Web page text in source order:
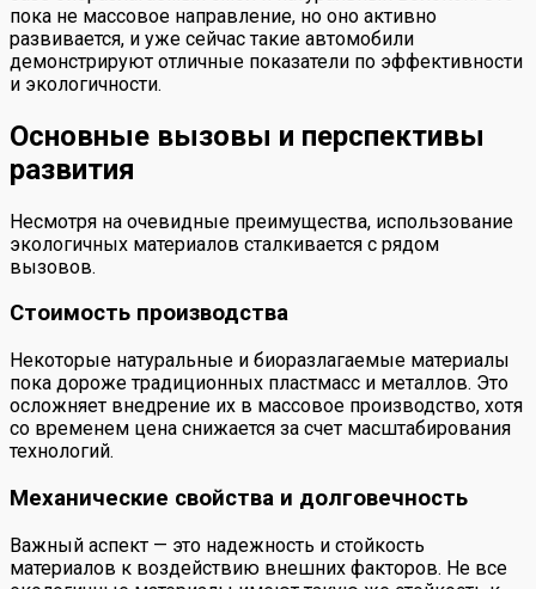
пока не массовое направление, но оно активно
развивается, и уже сейчас такие автомобили
демонстрируют отличные показатели по эффективности
и экологичности.
Основные вызовы и перспективы
развития
Несмотря на очевидные преимущества, использование
экологичных материалов сталкивается с рядом
вызовов.
Стоимость производства
Некоторые натуральные и биоразлагаемые материалы
пока дороже традиционных пластмасс и металлов. Это
осложняет внедрение их в массовое производство, хотя
со временем цена снижается за счет масштабирования
технологий.
Механические свойства и долговечность
Важный аспект — это надежность и стойкость
материалов к воздействию внешних факторов. Не все